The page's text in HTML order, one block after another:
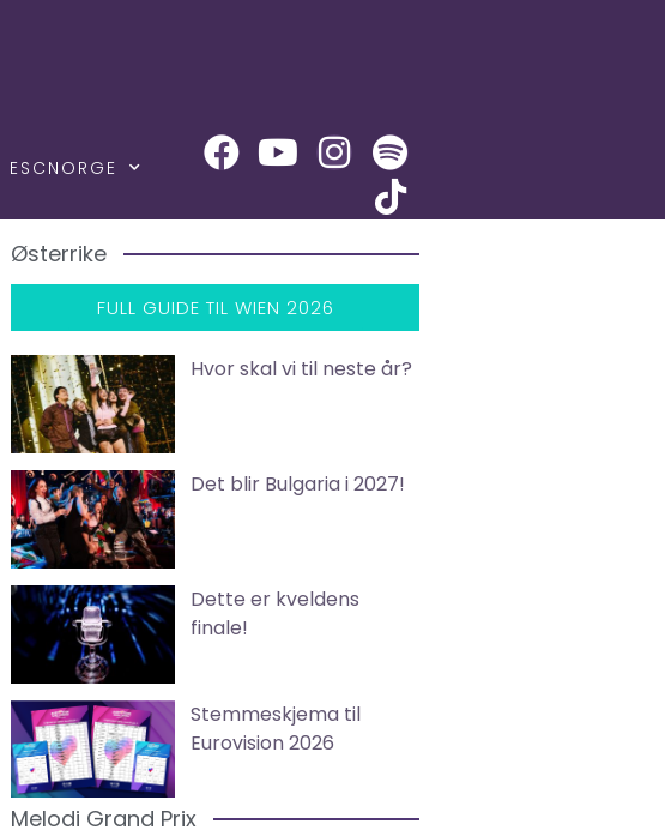
ESCNORGE
Østerrike
FULL GUIDE TIL WIEN 2026
Hvor skal vi til neste år?
Det blir Bulgaria i 2027!
Dette er kveldens
finale!
Stemmeskjema til
Eurovision 2026
Melodi Grand Prix